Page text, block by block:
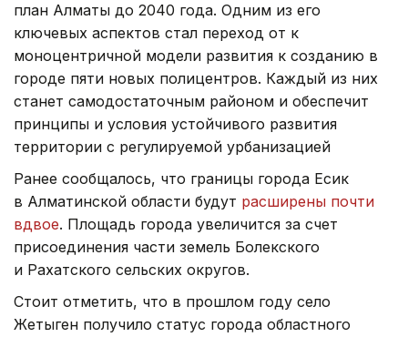
план Алматы до 2040 года. Одним из его
ключевых аспектов стал переход от к
моноцентричной модели развития к созданию в
городе пяти новых полицентров. Каждый из них
станет самодостаточным районом и обеспечит
принципы и условия устойчивого развития
территории с регулируемой урбанизацией
Ранее сообщалось, что границы города Есик
в Алматинской области будут расширены почти
вдвое. Площадь города увеличится за счет
присоединения части земель Болекского
и Рахатского сельских округов.
Стоит отметить, что в прошлом году село
Жетыген получило статус города областного